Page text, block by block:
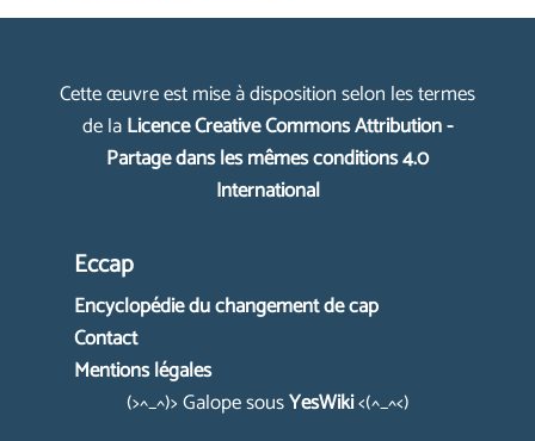
Cette œuvre est mise à disposition selon les termes
de laLicence Creative Commons Attribution -
Partage dans les mêmes conditions 4.0
International
Eccap
Encyclopédie du changement de cap
Contact
Mentions légales
(>^_^)> Galope sousYesWiki<(^_^<)